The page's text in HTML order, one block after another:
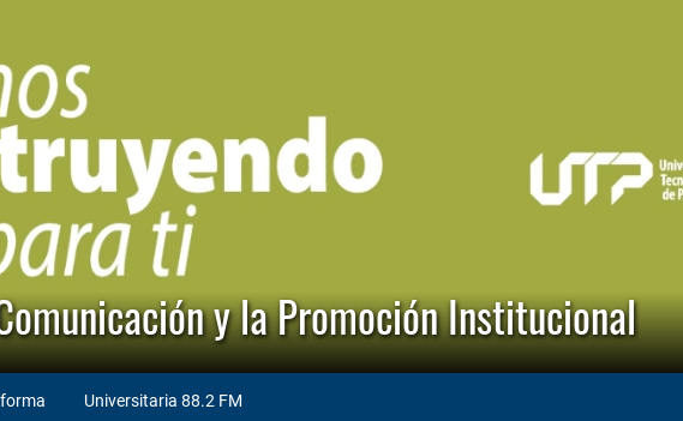
y la Promoción Institucional
Universitaria 88.2 FM